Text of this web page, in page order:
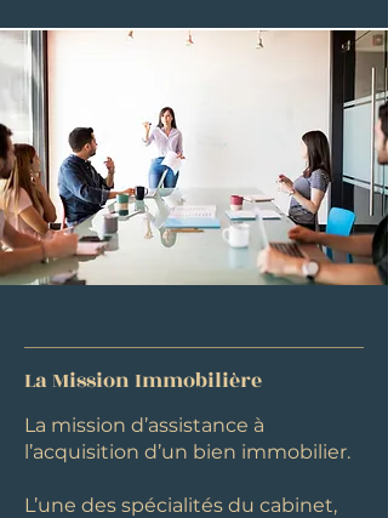
La Mission Immobilière
La mission d’assistance à
l’acquisition d’un bien immobilier.
L’une des spécialités du cabinet,